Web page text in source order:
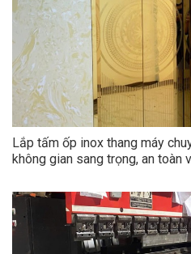
Lắp tấm ốp inox thang máy
không gian sang trọng, an toàn